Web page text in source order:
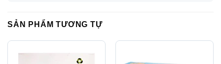
SẢN PHẨM TƯƠNG TỰ